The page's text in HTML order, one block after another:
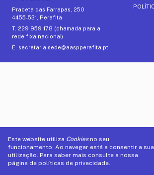
Este website utiliza Cookiesno seu
funcionamento. Ao navegar está a consentir a sua
utilização. Para saber mais consulte a nossa
página de políticas de privacidade.